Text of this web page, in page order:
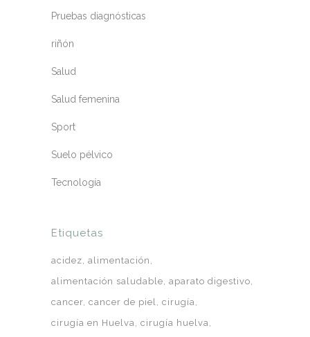
Pruebas diagnósticas
riñón
Salud
Salud femenina
Sport
Suelo pélvico
Tecnología
Etiquetas
acidez alimentación
alimentación saludable aparato digestivo
cancer cancer de piel
cirugía
cirugía en Huelva
cirugía huelva